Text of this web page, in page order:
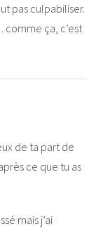
pas culpabiliser.
ça, c’est
de ta part de
ce que tu as
mais j’ai